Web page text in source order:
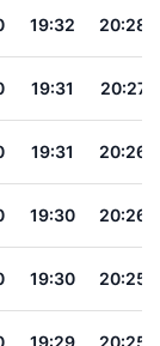
19:32 20:28
19:31 20:27
19:31 20:26
19:30 20:26
19:30 20:25
19:29 20:25